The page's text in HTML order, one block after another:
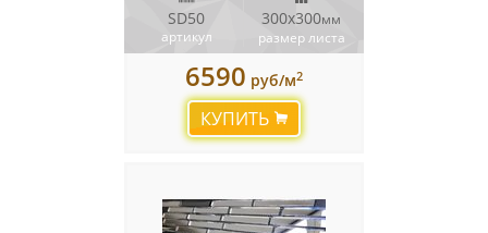
SD50
артикул
300х300мм
размер листа
6590 руб/м2
КУПИТЬ